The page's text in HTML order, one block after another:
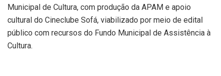
Municipal de Cultura, com produção da APAM e apoio
cultural do Cineclube Sofá, viabilizado por meio de edital
público com recursos do Fundo Municipal de Assistência à
Cultura.